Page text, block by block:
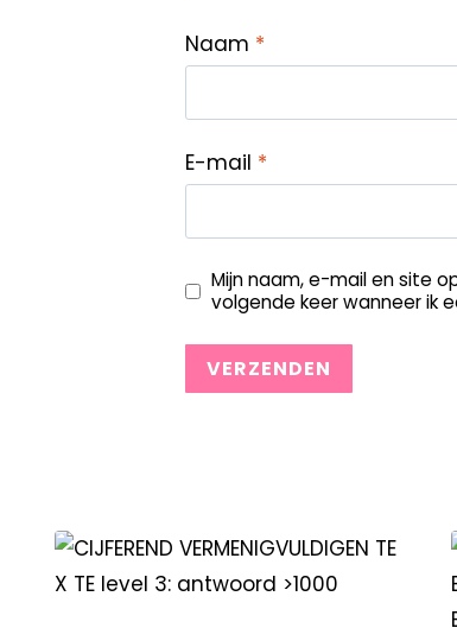
Naam *
E-mail *
Mijn naam, e-mail en site
volgende keer wanneer ik